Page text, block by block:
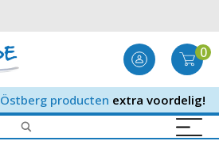
0
Östberg producten extra voordelig!